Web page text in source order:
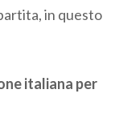
in questo
italiana per